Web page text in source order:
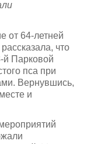
от 64-летней
что
й Парковой
пса при
Вернувшись,
и